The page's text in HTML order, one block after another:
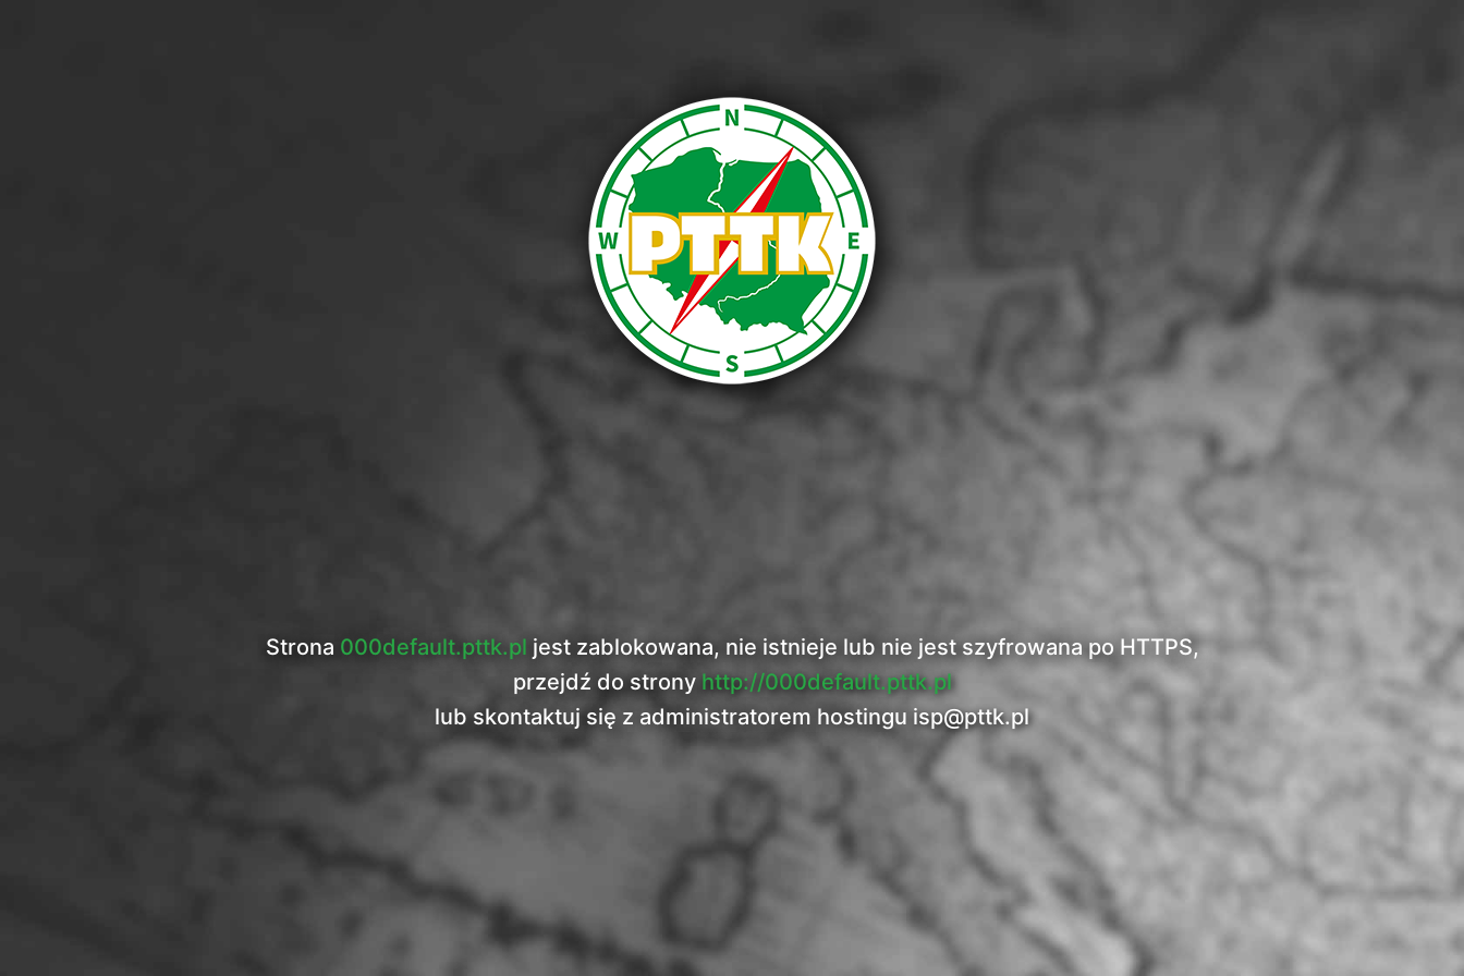
Strona 000default.pttk.pl jest zablokowana, nie istnieje lub nie jest szyfrowana po HTTPS,
przejdź do strony http://000default.pttk.pl
lub skontaktuj się z administratorem hostinguisp@pttk.pl